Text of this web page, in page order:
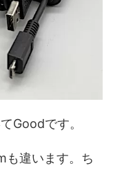
Goodです。
違います。ち